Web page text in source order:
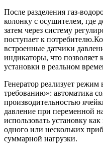
После разделения
колонку с осушителем, где
затем через систему
поступает к
встроенные датчики
индикаторы, что позволяет
установки в реальном
Генератор реализует
требованию»: автоматика
производительностью
давление при переменной
использовать установку
одного или нескольких
суммарной нагрузки.